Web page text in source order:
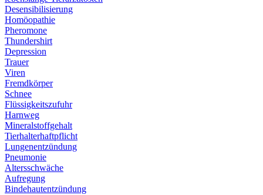
Desensibilisierung
Homöopathie
Pheromone
Thundershirt
Depression
Trauer
Viren
Fremdkörper
Schnee
Flüssigkeitszufuhr
Harnweg
Mineralstoffgehalt
Tierhalterhaftpflicht
Lungenentzündung
Pneumonie
Altersschwäche
Aufregung
Bindehautentzündung